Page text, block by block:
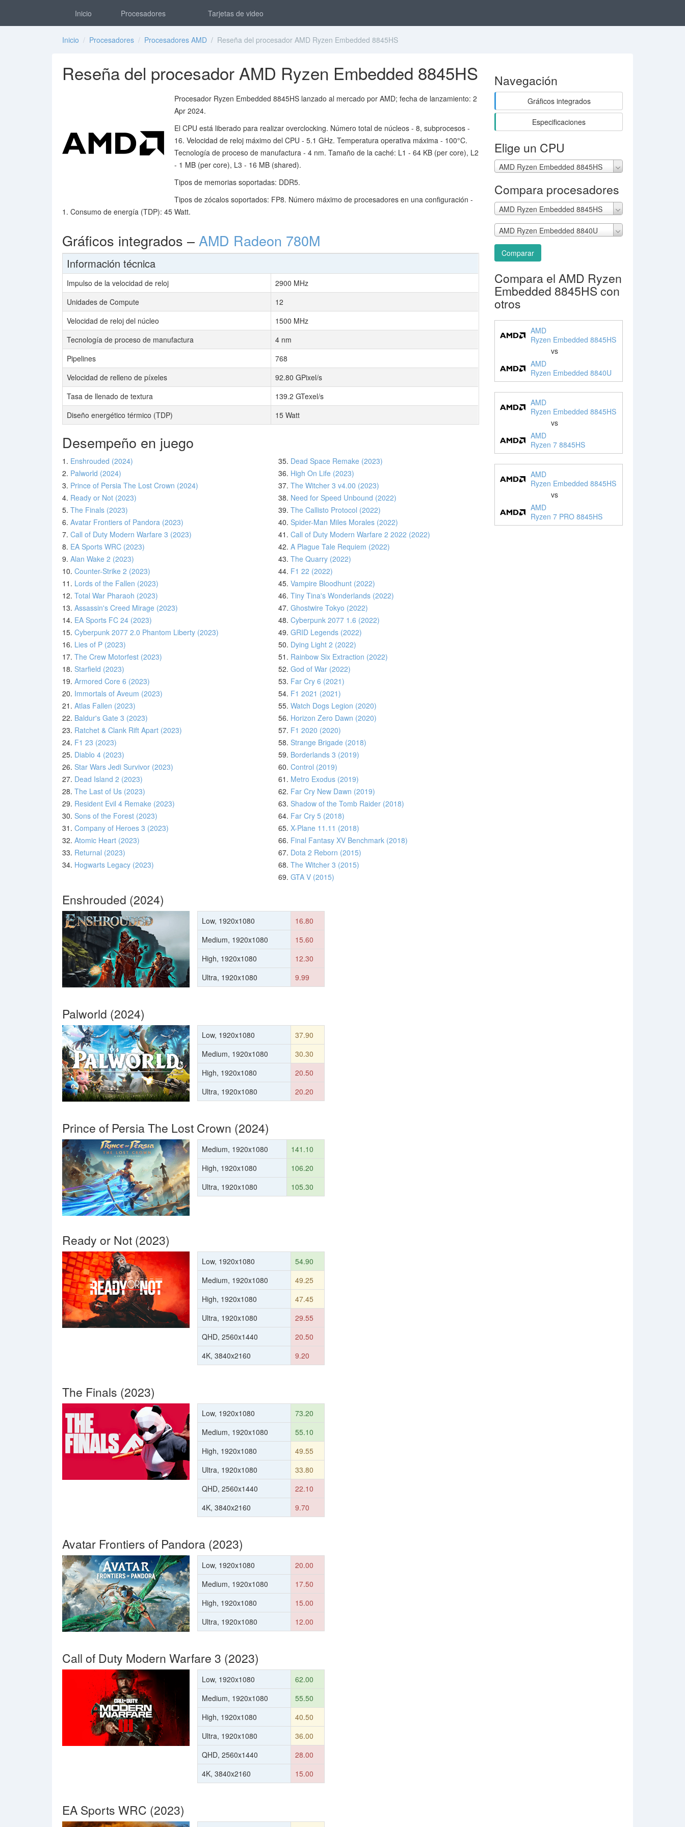
Inicio Procesadores Tarjetas de video
Inicio / Procesadores / Procesadores AMD / Reseña del procesador AMD Ryzen Embedded 8845HS
Reseña del procesador AMD Ryzen Embedded 8845HS
Procesador Ryzen Embedded 8845HS lanzado al mercado por AMD; fecha de lanzamiento: 2
Apr 2024.
El CPU está liberado para realizar overclocking. Número total de núcleos - 8, subprocesos -
16. Velocidad de reloj máximo del CPU - 5.1 GHz. Temperatura operativa máxima - 100°C.
Tecnología de proceso de manufactura - 4 nm. Tamaño de la caché: L1 - 64 KB (per core), L2
- 1 MB (per core), L3 - 16 MB (shared).
Tipos de memorias soportadas: DDR5.
Tipos de zócalos soportados: FP8. Número máximo de procesadores en una configuración -
1. Consumo de energía (TDP): 45 Watt.
Gráficos integrados – AMD Radeon 780M
Información técnica
Impulso de la velocidad de reloj
2900 MHz
Unidades de Compute
12
Velocidad de reloj del núcleo
1500 MHz
Tecnología de proceso de manufactura
4 nm
Pipelines
768
Velocidad de relleno de píxeles
92.80 GPixel/s
Tasa de llenado de textura
139.2 GTexel/s
Diseño energético térmico (TDP)
15 Watt
Desempeño en juego
1. Enshrouded (2024)
2. Palworld (2024)
3. Prince of Persia The Lost Crown (2024)
4. Ready or Not (2023)
5. The Finals (2023)
6. Avatar Frontiers of Pandora (2023)
7. Call of Duty Modern Warfare 3 (2023)
8. EA Sports WRC (2023)
9. Alan Wake 2 (2023)
10. Counter-Strike 2 (2023)
11. Lords of the Fallen (2023)
12. Total War Pharaoh (2023)
13. Assassin's Creed Mirage (2023)
14. EA Sports FC 24 (2023)
15. Cyberpunk 2077 2.0 Phantom Liberty (2023)
16. Lies of P (2023)
17. The Crew Motorfest (2023)
18. Starfield (2023)
19. Armored Core 6 (2023)
20. Immortals of Aveum (2023)
21. Atlas Fallen (2023)
22. Baldur's Gate 3 (2023)
23. Ratchet & Clank Rift Apart (2023)
24. F1 23 (2023)
25. Diablo 4 (2023)
26. Star Wars Jedi Survivor (2023)
27. Dead Island 2 (2023)
28. The Last of Us (2023)
29. Resident Evil 4 Remake (2023)
30. Sons of the Forest (2023)
31. Company of Heroes 3 (2023)
32. Atomic Heart (2023)
33. Returnal (2023)
34. Hogwarts Legacy (2023)
35. Dead Space Remake (2023)
36. High On Life (2023)
37. The Witcher 3 v4.00 (2023)
38. Need for Speed Unbound (2022)
39. The Callisto Protocol (2022)
40. Spider-Man Miles Morales (2022)
41. Call of Duty Modern Warfare 2 2022 (2022)
42. A Plague Tale Requiem (2022)
43. The Quarry (2022)
44. F1 22 (2022)
45. Vampire Bloodhunt (2022)
46. Tiny Tina's Wonderlands (2022)
47. Ghostwire Tokyo (2022)
48. Cyberpunk 2077 1.6 (2022)
49. GRID Legends (2022)
50. Dying Light 2 (2022)
51. Rainbow Six Extraction (2022)
52. God of War (2022)
53. Far Cry 6 (2021)
54. F1 2021 (2021)
55. Watch Dogs Legion (2020)
56. Horizon Zero Dawn (2020)
57. F1 2020 (2020)
58. Strange Brigade (2018)
59. Borderlands 3 (2019)
60. Control (2019)
61. Metro Exodus (2019)
62. Far Cry New Dawn (2019)
63. Shadow of the Tomb Raider (2018)
64. Far Cry 5 (2018)
65. X-Plane 11.11 (2018)
66. Final Fantasy XV Benchmark (2018)
67. Dota 2 Reborn (2015)
68. The Witcher 3 (2015)
69. GTA V (2015)
Enshrouded (2024)
Low, 1920x1080
16.80
Medium, 1920x1080
15.60
High, 1920x1080
12.30
Ultra, 1920x1080
9.99
Palworld (2024)
Low, 1920x1080
37.90
Medium, 1920x1080
30.30
High, 1920x1080
20.50
Ultra, 1920x1080
20.20
Prince of Persia The Lost Crown (2024)
Medium, 1920x1080
141.10
High, 1920x1080
106.20
Ultra, 1920x1080
105.30
Ready or Not (2023)
Low, 1920x1080
54.90
Medium, 1920x1080
49.25
High, 1920x1080
47.45
Ultra, 1920x1080
29.55
QHD, 2560x1440
20.50
4K, 3840x2160
9.20
The Finals (2023)
Low, 1920x1080
73.20
Medium, 1920x1080
55.10
High, 1920x1080
49.55
Ultra, 1920x1080
33.80
QHD, 2560x1440
22.10
4K, 3840x2160
9.70
Avatar Frontiers of Pandora (2023)
Low, 1920x1080
20.00
Medium, 1920x1080
17.50
High, 1920x1080
15.00
Ultra, 1920x1080
12.00
Call of Duty Modern Warfare 3 (2023)
Low, 1920x1080
62.00
Medium, 1920x1080
55.50
High, 1920x1080
40.50
Ultra, 1920x1080
36.00
QHD, 2560x1440
28.00
4K, 3840x2160
15.00
EA Sports WRC (2023)
Navegación
Gráficos integrados
Especificaciones
Elige un CPU
AMD Ryzen Embedded 8845HS
Compara procesadores
AMD Ryzen Embedded 8845HS
AMD Ryzen Embedded 8840U
Comparar
Compara el AMD Ryzen
Embedded 8845HS con
otros
AMD
Ryzen Embedded 8845HS
vs
AMD
Ryzen Embedded 8840U
AMD
Ryzen Embedded 8845HS
vs
AMD
Ryzen 7 8845HS
AMD
Ryzen Embedded 8845HS
vs
AMD
Ryzen 7 PRO 8845HS